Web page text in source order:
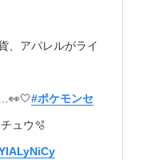
、アパレルがライ
#ポケモンセ
ュウ🫧